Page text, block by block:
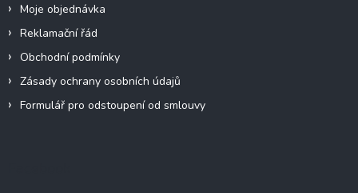
Moje objednávka
Reklamační řád
Obchodní podmínky
Zásady ochrany osobních údajů
Formulář pro odstoupení od smlouvy